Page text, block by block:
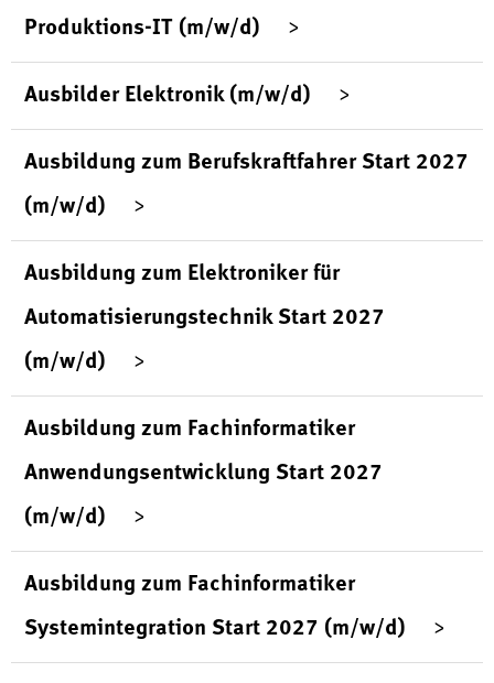
Produktions-IT (m/w/d)
Ausbilder Elektronik (m/w/d)
Ausbildung zum Berufskraftfahrer Start 2027
(m/w/d)
Ausbildung zum Elektroniker für
Automatisierungstechnik Start 2027
(m/w/d)
Ausbildung zum Fachinformatiker
Anwendungsentwicklung Start 2027
(m/w/d)
Ausbildung zum Fachinformatiker
Systemintegration Start 2027 (m/w/d)